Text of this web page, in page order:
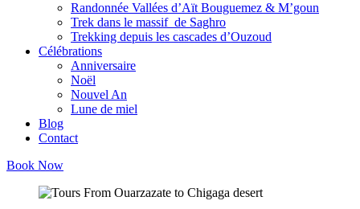
Randonnée Vallées d’Aït Bouguemez & M’goun
Trek dans le massif de Saghro
Trekking depuis les cascades d’Ouzoud
Célébrations
Anniversaire
Noël
Nouvel An
Lune de miel
Blog
Contact
Book Now